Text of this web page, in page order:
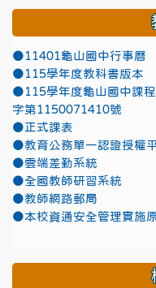
●11401龜山國中行事曆
●115學年度教科書版本
●115學年度龜山國中課
字第1150071410號
●正式課表
●教育公務單一認證授權
●雲端差勤系統
●全國教師研習系統
●教師網路郵局
●本校資通安全管理實施